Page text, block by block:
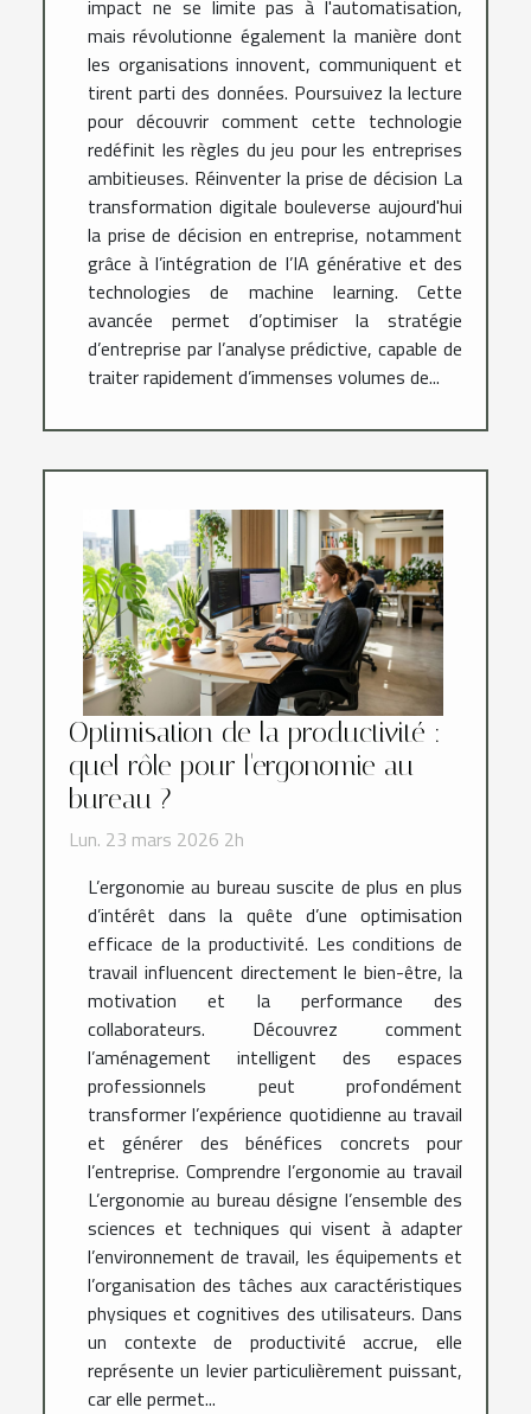
impact ne se limite pas à l'automatisation,
mais révolutionne également la manière dont
les organisations innovent, communiquent et
tirent parti des données. Poursuivez la lecture
pour découvrir comment cette technologie
redéfinit les règles du jeu pour les entreprises
ambitieuses. Réinventer la prise de décision La
transformation digitale bouleverse aujourd'hui
la prise de décision en entreprise, notamment
grâce à l’intégration de l’IA générative et des
technologies de machine learning. Cette
avancée permet d’optimiser la stratégie
d’entreprise par l’analyse prédictive, capable de
traiter rapidement d’immenses volumes de...
Optimisation de la productivité :
quel rôle pour l'ergonomie au
bureau ?
Lun. 23 mars 2026 2h
L’ergonomie au bureau suscite de plus en plus
d’intérêt dans la quête d’une optimisation
efficace de la productivité. Les conditions de
travail influencent directement le bien-être, la
motivation et la performance des
collaborateurs. Découvrez comment
l’aménagement intelligent des espaces
professionnels peut profondément
transformer l’expérience quotidienne au travail
et générer des bénéfices concrets pour
l’entreprise. Comprendre l’ergonomie au travail
L’ergonomie au bureau désigne l’ensemble des
sciences et techniques qui visent à adapter
l’environnement de travail, les équipements et
l’organisation des tâches aux caractéristiques
physiques et cognitives des utilisateurs. Dans
un contexte de productivité accrue, elle
représente un levier particulièrement puissant,
car elle permet...